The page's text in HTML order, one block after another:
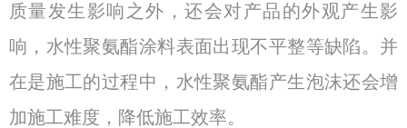
质量发生影响之外，还会对产品的外观产生影
响，水性聚氨酯涂料表面出现不平整等缺陷。并
在是施工的过程中，水性聚氨酯产生泡沫还会增
加施工难度，降低施工效率。